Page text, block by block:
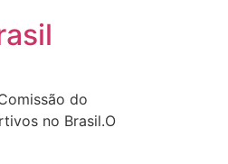
do
no Brasil.O